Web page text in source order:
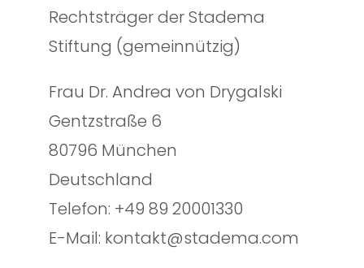
Rechtsträger der Stadema
Stiftung (gemeinnützig)
Frau Dr. Andrea von Drygalski
Gentzstraße 6
80796 München
Deutschland
Telefon: +49 89 20001330
E-Mail: kontakt@stadema.com